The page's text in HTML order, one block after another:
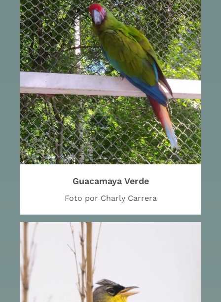
Guacamaya Verde
Foto por Charly Carrera